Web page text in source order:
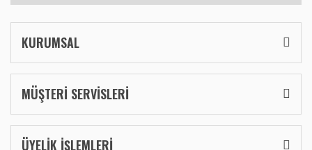
KURUMSAL
MÜŞTERİ SERVİSLERİ
ÜYELİK İŞLEMLERİ